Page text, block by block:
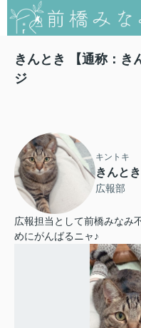
きんとき 【通称：き
ジ
キントキ
きんと
広報部
広報担当として前橋みなみ
めにがんばるニャ♪